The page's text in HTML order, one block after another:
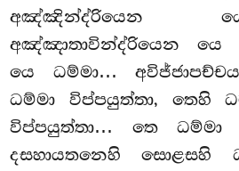
අඤ්ඤින්ද්රියෙන
අඤ්ඤාතාවින්ද්රියෙන යෙ
යෙ ධම්මා…
ධම්මා විප්පයුත්තා, තෙහි
විප්පයුත්තා… තෙ
දසහායතනෙහි සොළසහි